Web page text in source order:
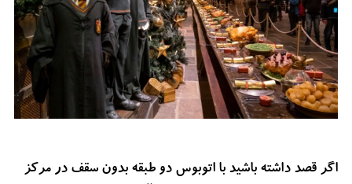
اگر قصد داشته باشید با اتوبوس دو طبقه بدون سقف در مرکز